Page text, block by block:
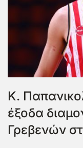
Κ.
έξοδα
Γρεβενών